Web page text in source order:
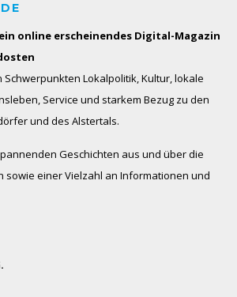
online erscheinendes Digital-Magazin
Lokalpolitik, Kultur, lokale
Service und starkem Bezug zu den
und des Alstertals.
Geschichten aus und über die
sowie einer Vielzahl an Informationen und